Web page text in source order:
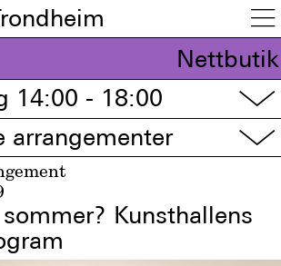

14:00 - 18:00
▽
arrangementer ▽
Kunsthallens